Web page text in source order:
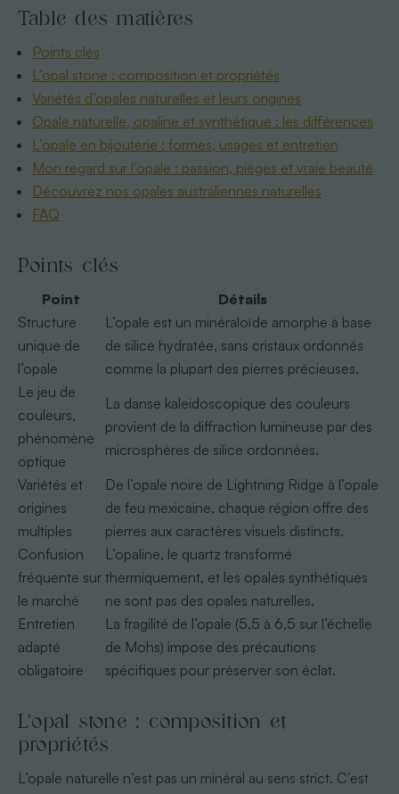
Table des matières
Points clés
L’opal stone : composition et propriétés
Variétés d’opales naturelles et leurs origines
Opale naturelle, opaline et synthétique : les différences
L’opale en bijouterie : formes, usages et entretien
Mon regard sur l’opale : passion, pièges et vraie beauté
Découvrez nos opales australiennes naturelles
FAQ
Points clés
Point
Détails
Structure
unique de
l’opale
L’opale est un minéraloïde amorphe à base
de silice hydratée, sans cristaux ordonnés
comme la plupart des pierres précieuses.
Le jeu de
couleurs,
phénomène
optique
La danse kaleidoscopique des couleurs
provient de la diffraction lumineuse par des
microsphères de silice ordonnées.
Variétés et
origines
multiples
De l’opale noire de Lightning Ridge à l’opale
de feu mexicaine, chaque région offre des
pierres aux caractères visuels distincts.
Confusion
fréquente sur
le marché
L’opaline, le quartz transformé
thermiquement, et les opales synthétiques
ne sont pas des opales naturelles.
Entretien
adapté
obligatoire
La fragilité de l’opale (5,5 à 6,5 sur l’échelle
de Mohs) impose des précautions
spécifiques pour préserver son éclat.
L’opal stone : composition et
propriétés
L’opale naturelle n’est pas un minéral au sens strict. C’est